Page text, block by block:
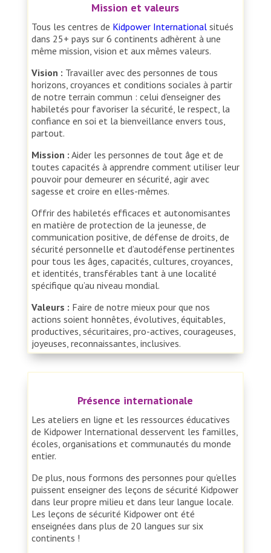
Mission et valeurs
Tous les centres de Kidpower Internationalsitués
dans 25+ pays sur 6 continents adhèrent à une
même mission, vision et aux mêmes valeurs.
Vision : Travailler avec des personnes de tous
horizons, croyances et conditions sociales à partir
de notre terrain commun : celui d’enseigner des
habiletés pour favoriser la sécurité, le respect, la
confiance en soi et la bienveillance envers tous,
partout.
Mission : Aider les personnes de tout âge et de
toutes capacités à apprendre comment utiliser leur
pouvoir pour demeurer en sécurité, agir avec
sagesse et croire en elles-mêmes.
Offrir des habiletés efficaces et autonomisantes
en matière de protection de la jeunesse, de
communication positive, de défense de droits, de
sécurité personnelle et d’autodéfense pertinentes
pour tous les âges, capacités, cultures, croyances,
et identités, transférables tant à une localité
spécifique qu’au niveau mondial.
Valeurs : Faire de notre mieux pour que nos
actions soient honnêtes, évolutives, équitables,
productives, sécuritaires, pro-actives, courageuses,
joyeuses, reconnaissantes, inclusives.
Présence internationale
Les ateliers en ligne et les ressources éducatives
de Kidpower International desservent les familles,
écoles, organisations et communautés du monde
entier.
De plus, nous formons des personnes pour qu’elles
puissent enseigner des leçons de sécurité Kidpower
dans leur propre milieu et dans leur langue locale.
Les leçons de sécurité Kidpower ont été
enseignées dans plus de 20 langues sur six
continents !